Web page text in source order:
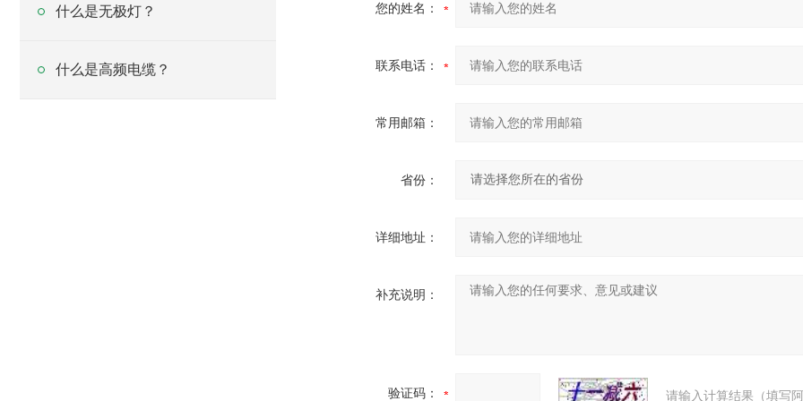
您的姓名：
联系电话：
常用邮箱：
省份：
详细地址：
补充说明：
验证码： 请输入计算结果（填写
什么是无极灯？
什么是高频电缆？